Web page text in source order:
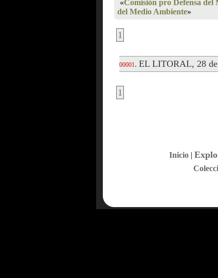
«Comisión pro Defensa del
del Medio Ambiente»
1
00001. EL LITORAL, 28
1
Inicio|